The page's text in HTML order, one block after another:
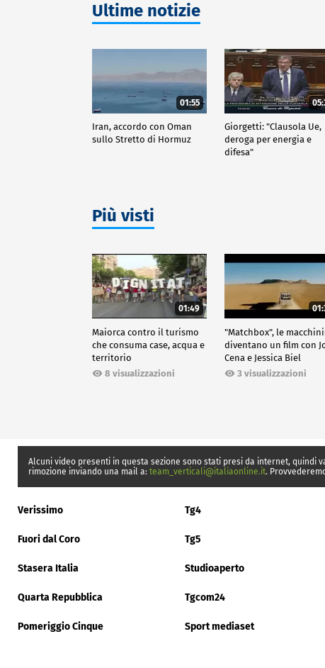
Ultime notizie
01:55
Iran, accordo con Oman
sullo Stretto di Hormuz
Giorgetti: "Clausola Ue,
deroga per energia e
difesa"
Più visti
01:49
Maiorca contro il turismo
che consuma case, acqua e
territorio
8 visualizzazioni
"Matchbox", le
diventano un film con
Cena e Jessica Biel
3 visualizzazioni
Alcuni video presenti in questa sezione sono stati presi da internet,
rimozione inviando una mail a: team_verticali@italiaonline.it.
Verissimo Tg4
Fuori dal Coro Tg5
Stasera Italia Studioaperto
Quarta Repubblica Tgcom24
Pomeriggio Cinque Sport mediaset